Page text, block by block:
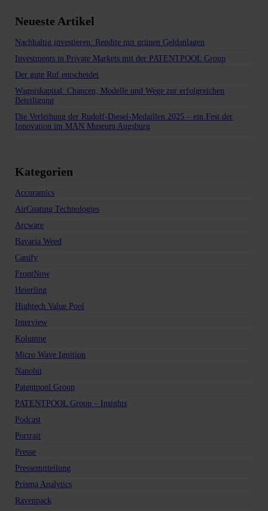
Neueste Artikel
Nachhaltig investieren: Rendite mit grünen Geldanlagen
Investments in Private Markets mit der PATENTPOOL Group
Der gute Ruf entscheidet
Wagniskapital: Chancen, Modelle und Wege zur erfolgreichen
Beteiligung
Die Verleihung der Rudolf-Diesel-Medaillen 2025 – ein Fest der
Innovation im MAN Museum Augsburg
Kategorien
Accuramics
AirCoating Technologies
Arcware
Bavaria Weed
Canify
FrontNow
Heierling
Hightech Value Pool
Interview
Kolumne
Micro Wave Ignition
Nanobit
Patentpool Group
PATENTPOOL Group – Insights
Podcast
Portrait
Presse
Pressemitteilung
Prisma Analytics
Ravenpack